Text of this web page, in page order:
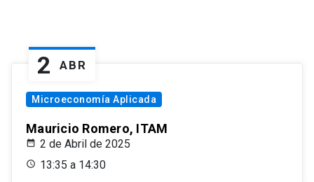
2 ABR
Microeconomía Aplicada
Mauricio Romero, ITAM
2 de Abril de 2025
13:35 a 14:30